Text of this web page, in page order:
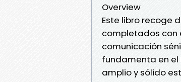
Overview
Este libro recoge
completados con
comunicación
fundamenta en el
amplio y sólido